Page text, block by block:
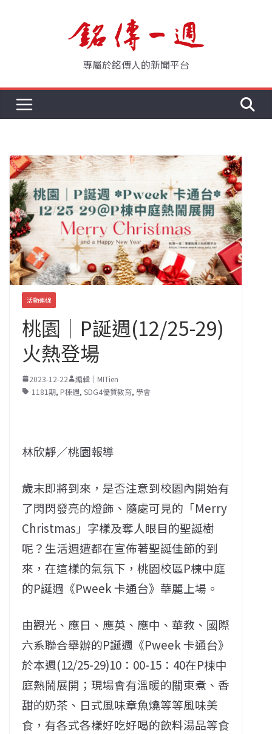
專屬於銘傳人的新聞平台
活動連線
桃園｜P誕週(12/25-29)
火熱登場
2023-12-22
編輯｜MITien
1181期, P棟週, SDG4優質教育, 學會
林欣靜／桃園報導
歲末即將到來，是否注意到校園內開始有
了閃閃發亮的燈飾、隨處可見的「Merry
Christmas」字樣及奪人眼目的聖誕樹
呢？生活週遭都在宣佈著聖誕佳節的到
來，在這樣的氣氛下，桃園校區P棟中庭
的P誕週《Pweek 卡通台》華麗上場。
由觀光、應日、應英、應中、華教、國際
六系聯合舉辦的P誕週《Pweek 卡通台》
於本週(12/25-29)10：00-15：40在P棟中
庭熱鬧展開；現場會有溫暖的關東煮、香
甜的奶茶、日式風味章魚燒等等風味美
食，有各式各樣好吃好喝的飲料湯品等食